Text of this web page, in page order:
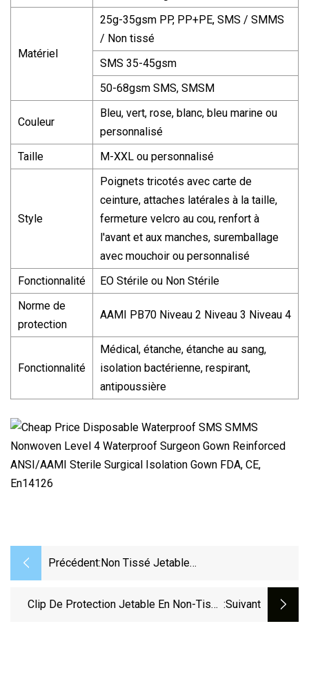
Matériel
25g-35gsm PP, PP+PE, SMS / SMMS
/ Non tissé
SMS 35-45gsm
50-68gsm SMS, SMSM
Couleur
Bleu, vert, rose, blanc, bleu marine ou
personnalisé
Taille
M-XXL ou personnalisé
Style
Poignets tricotés avec carte de
ceinture, attaches latérales à la taille,
fermeture velcro au cou, renfort à
l'avant et aux manches, suremballage
avec mouchoir ou personnalisé
Fonctionnalité
EO Stérile ou Non Stérile
Norme de
protection
AAMI PB70 Niveau 2 Niveau 3 Niveau 4
Fonctionnalité
Médical, étanche, étanche au sang,
isolation bactérienne, respirant,
antipoussière
Précédent: Non Tissé Jetable
Bouchon PE/PP Étanche À La Poussière
Clip De Protection Jetable En Non-Tissé :suivant